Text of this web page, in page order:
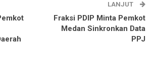
LANJUT
Fraksi PDIP Minta Pemkot
Medan Sinkronkan Data
PPJ